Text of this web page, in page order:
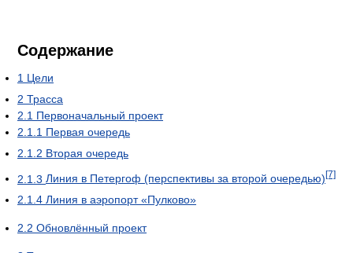
Содержание
1 Цели
2 Трасса
2.1 Первоначальный проект
2.1.1 Первая очередь
2.1.2 Вторая очередь
2.1.3 Линия в Петергоф (перспективы за второй очередью) [7]
2.1.4 Линия в аэропорт «Пулково»
2.2 Обновлённый проект